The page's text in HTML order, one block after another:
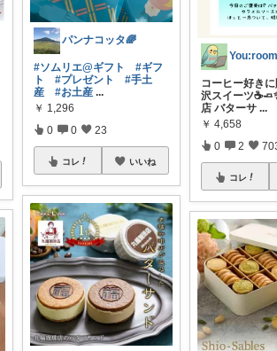
パンナコッタ🌈
#ソムリエ@ギフト
#ギフ
ト
#プレゼント
#手土
産
#お土産 ...
￥ 1,296
0 0 23
コレ いいね
コーヒー好き
沢スイーツ
店 バターサ ...
￥ 4,658
0 2
コレ